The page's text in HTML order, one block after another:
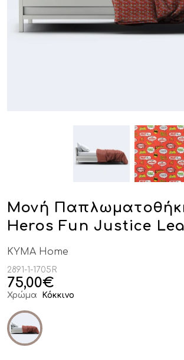
Μονή
Heros Fun Justice
KYMA Home
2891-1-1705R
75,00€
Χρώμα Κόκκινο